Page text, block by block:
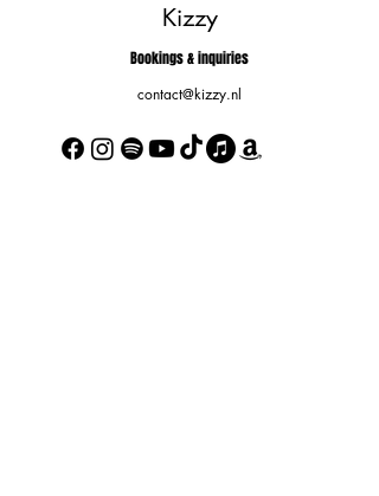
Kizzy
Bookings & inquiries
contact@kizzy.nl